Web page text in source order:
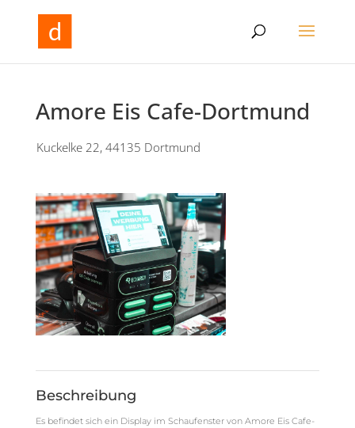
Amore Eis Cafe-Dortmund
Kuckelke 22, 44135 Dortmund
Beschreibung
Es befindet sich ein Display im Schaufenster von Amore Eis Cafe-